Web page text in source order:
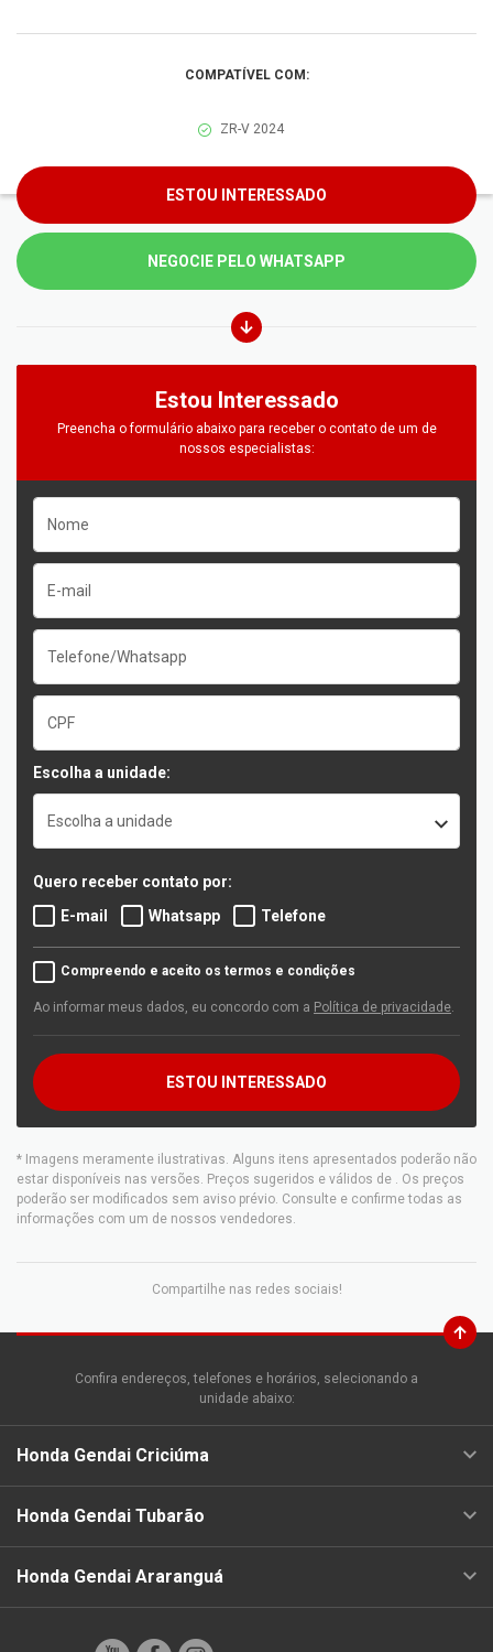
COMPATÍVEL COM:
ZR-V 2024
ESTOU INTERESSADO
NEGOCIE PELO WHATSAPP
Estou Interessado
Preencha o formulário abaixo para receber o contato de um de
nossos especialistas:
Escolha a unidade:
Escolha a unidade
Quero receber contato por:
E-mail
Whatsapp Telefone
Compreendo e aceito os termos e condições
Ao informar meus dados, eu concordo com a Política de privacidade.
ESTOU INTERESSADO
* Imagens meramente ilustrativas. Alguns itens apresentados poderão não
estar disponíveis nas versões. Preços sugeridos e válidos de . Os preços
poderão ser modificados sem aviso prévio. Consulte e confirme todas as
informações com um de nossos vendedores.
Compartilhe nas redes sociais!
Confira endereços, telefones e horários, selecionando a
unidade abaixo:
Honda Gendai Criciúma
Honda Gendai Tubarão
Honda Gendai Araranguá